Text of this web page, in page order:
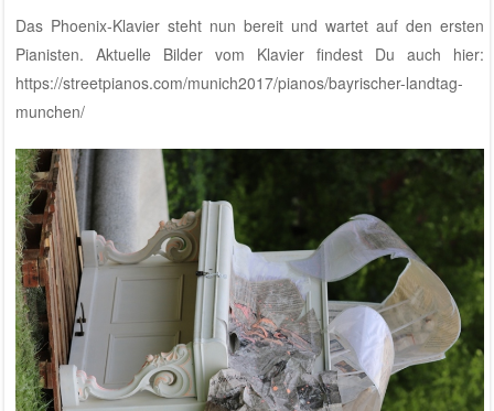
Das Phoenix-Klavier steht nun bereit und wartet auf den ersten
Pianisten. Aktuelle Bilder vom Klavier findest Du auch hier:
https://streetpianos.com/munich2017/pianos/bayrischer-landtag-
munchen/